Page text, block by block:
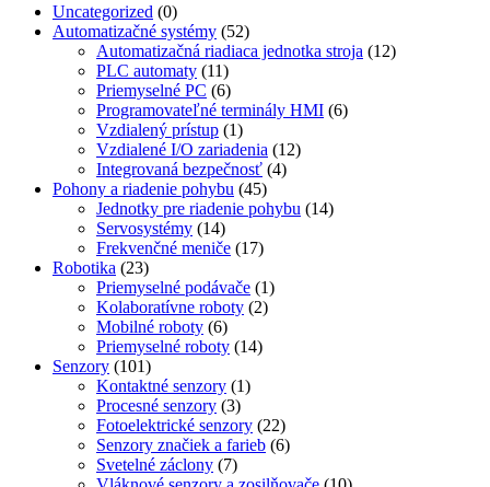
Uncategorized (0)
Automatizačné systémy (52)
Automatizačná riadiaca jednotka stroja (12)
PLC automaty (11)
Priemyselné PC (6)
Programovateľné terminály HMI (6)
Vzdialený prístup (1)
Vzdialené I/O zariadenia (12)
Integrovaná bezpečnosť (4)
Pohony a riadenie pohybu (45)
Jednotky pre riadenie pohybu (14)
Servosystémy (14)
Frekvenčné meniče (17)
Robotika (23)
Priemyselné podávače (1)
Kolaboratívne roboty (2)
Mobilné roboty (6)
Priemyselné roboty (14)
Senzory (101)
Kontaktné senzory (1)
Procesné senzory (3)
Fotoelektrické senzory (22)
Senzory značiek a farieb (6)
Svetelné záclony (7)